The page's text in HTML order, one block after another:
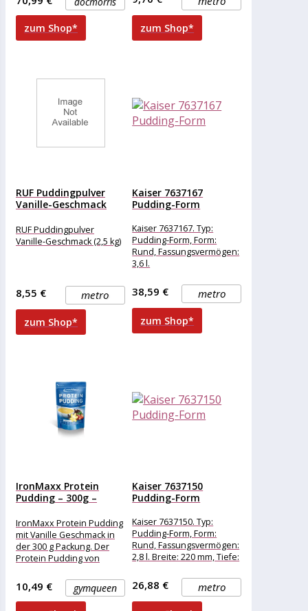
zum Shop* zum Shop*
RUF Puddingpulver
Vanille-Geschmack
RUF Puddingpulver
Vanille-Geschmack (2,5 kg)
metro
8,55 €
zum Shop*
Kaiser 7637167
Pudding-Form
Kaiser 7637167. Typ:
Pudding-Form, Form:
Rund, Fassungsvermögen:
3,6 l.
cm
metro
38,59 €
zum Shop*
IronMaxx Protein
Pudding – 300g –
IronMaxx Protein Pudding
mit Vanille Geschmack in
der 300 g Packung. Der
Protein Pudding von
einer
gymqueen
10,49 €
Kaiser 7637150
Pudding-Form
Kaiser 7637150. Typ:
Pudding-Form, Form:
Rund, Fassungsvermögen:
2,8 l. Breite: 220 mm, Tiefe:
metro
26,88 €